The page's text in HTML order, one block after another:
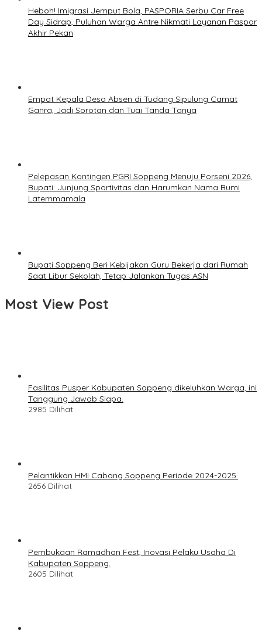
Heboh! Imigrasi Jemput Bola, PASPORIA Serbu Car Free
Day Sidrap, Puluhan Warga Antre Nikmati Layanan Paspor
Akhir Pekan
Empat Kepala Desa Absen di Tudang Sipulung Camat
Ganra, Jadi Sorotan dan Tuai Tanda Tanya
Pelepasan Kontingen PGRI Soppeng Menuju Porseni 2026,
Bupati: Junjung Sportivitas dan Harumkan Nama Bumi
Latemmamala
Bupati Soppeng Beri Kebijakan Guru Bekerja dari Rumah
Saat Libur Sekolah, Tetap Jalankan Tugas ASN
Most View Post
Fasilitas Pusper Kabupaten Soppeng dikeluhkan Warga, ini
Tanggung Jawab Siapa.
2985 Dilihat
Pelantikkan HMI Cabang Soppeng Periode 2024-2025.
2656 Dilihat
Pembukaan Ramadhan Fest, Inovasi Pelaku Usaha Di
Kabupaten Soppeng.
2605 Dilihat